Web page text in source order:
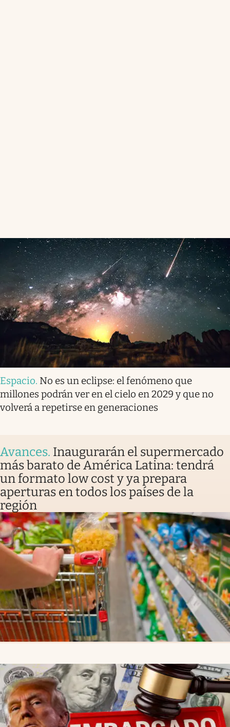
Espacio. No es un eclipse: el fenómeno que
millones podrán ver en el cielo en 2029 y que no
volverá a repetirse en generaciones
Avances. Inaugurarán el supermercado
más barato de América Latina: tendrá
un formato low cost y ya prepara
aperturas en todos los países de la
región